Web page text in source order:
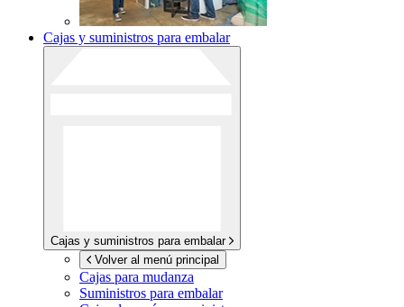
Cajas y suministros para embalar
Cajas y suministros para embalar
Volver al menú principal
Cajas para mudanza
Suministros para embalar